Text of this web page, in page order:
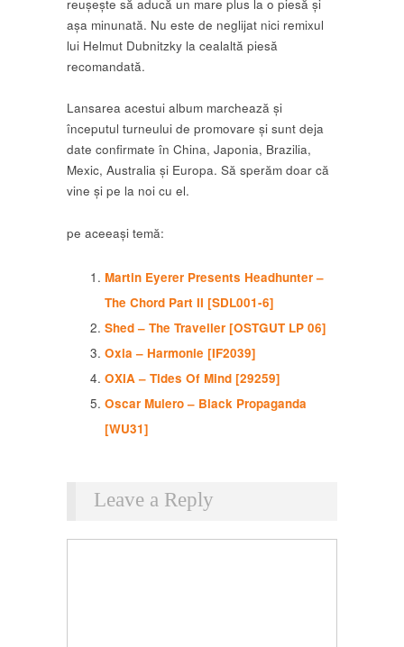
reușește să aducă un mare plus la o piesă și
așa minunată. Nu este de neglijat nici remixul
lui Helmut Dubnitzky la cealaltă piesă
recomandată.
Lansarea acestui album marchează și
începutul turneului de promovare și sunt deja
date confirmate în China, Japonia, Brazilia,
Mexic, Australia și Europa. Să sperăm doar că
vine și pe la noi cu el.
pe aceeași temă:
Martin Eyerer Presents Headhunter –
The Chord Part II [SDL001-6]
Shed – The Traveller [OSTGUT LP 06]
Oxia – Harmonie [IF2039]
OXIA – Tides Of Mind [29259]
Oscar Mulero – Black Propaganda
[WU31]
Leave a Reply